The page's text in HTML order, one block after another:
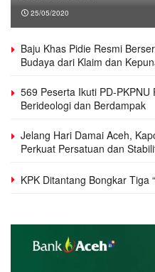
25/05/2020
Baju Khas Pidie Resmi
Budaya dari Klaim dan
569 Peserta Ikuti PD-
Berideologi dan Berdampak
Jelang Hari Damai Aceh,
Perkuat Persatuan dan
KPK Ditantang Bongkar Tiga